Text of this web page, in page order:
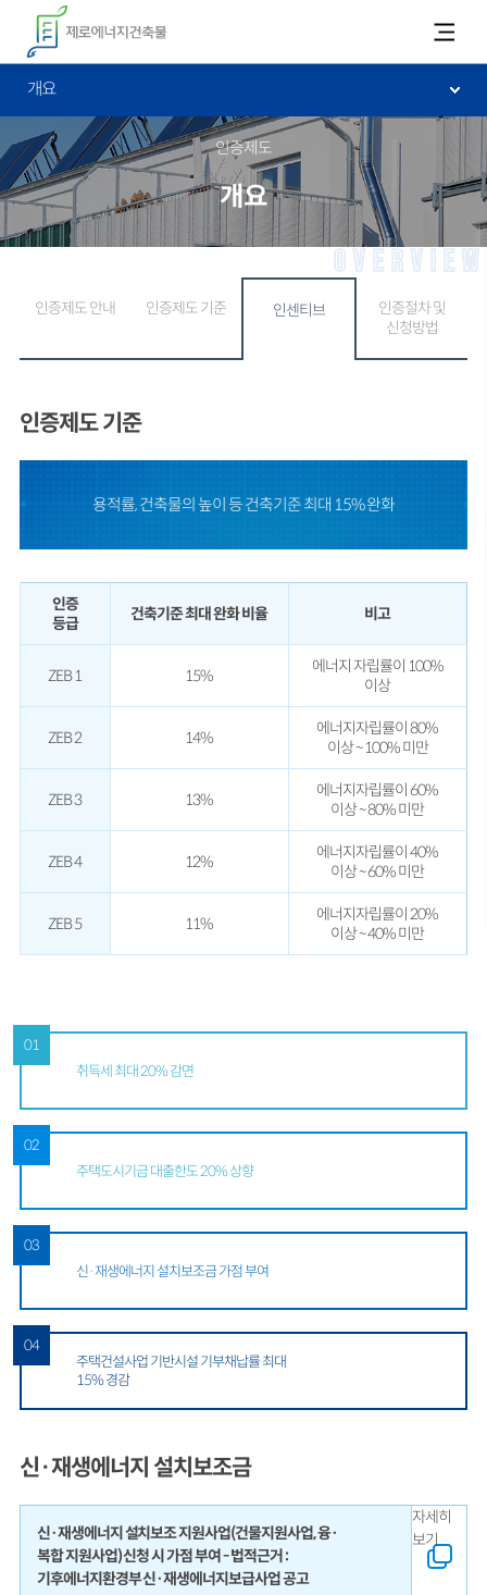
개요
인증제도
개요
OVERVIEW
인증제도 안내 인증제도 기준 인센티브
인증절차 및
신청방법
인증제도 기준
용적률, 건축물의 높이 등 건축기준 최대 15% 완화
인증
등급
건축기준 최대 완화 비율 비고
ZEB 1 15%
에너지 자립률이 100%
이상
ZEB 2 14%
에너지자립률이 80%
이상 ~ 100% 미만
ZEB 3 13%
에너지자립률이 60%
이상 ~ 80% 미만
ZEB 4 12%
에너지자립률이 40%
이상 ~ 60% 미만
ZEB 5 11%
에너지자립률이 20%
이상 ~ 40% 미만
01
취득세 최대 20% 감면
02
주택도시기금 대출한도 20% 상향
03
신·재생에너지 설치보조금 가점 부여
04
주택건설사업 기반시설 기부채납률 최대
15% 경감
신·재생에너지 설치보조금
신·재생에너지 설치보조 지원사업(건물지원사업, 융·
복합 지원사업) 신청 시 가점 부여 - 법적근거 :
기후에너지환경부 신·재생에너지보급사업 공고
자세히
보기